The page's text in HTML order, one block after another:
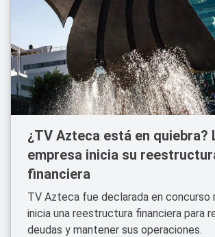
¿TV Azteca está en quiebra?
empresa inicia su
financiera
TV Azteca fue declarada en concurso
inicia una reestructura financiera para
deudas y mantener sus operaciones.